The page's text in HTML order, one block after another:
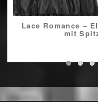
Lace Romance –
mit